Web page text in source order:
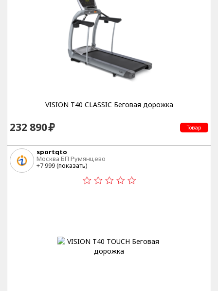
VISION T40 CLASSIC Беговая дорожка
232 890 Товар
sportgto
Москва БП Румянцево
+7 999 (показать)